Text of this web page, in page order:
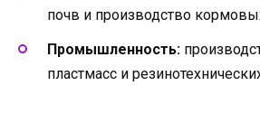
почв и производство
Промышленность:
пластмасс и